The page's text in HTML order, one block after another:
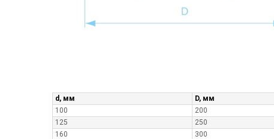
d, мм D, мм
100
200
125
250
160
300